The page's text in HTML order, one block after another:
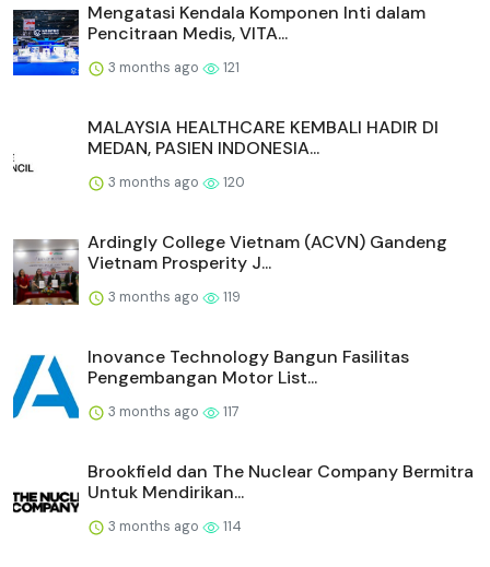
Mengatasi Kendala Komponen Inti dalam
Pencitraan Medis, VITA...
3 months ago 121
MALAYSIA HEALTHCARE KEMBALI HADIR DI
MEDAN, PASIEN INDONESIA...
3 months ago 120
Ardingly College Vietnam (ACVN) Gandeng
Vietnam Prosperity J...
3 months ago 119
Inovance Technology Bangun Fasilitas
Pengembangan Motor List...
3 months ago 117
Brookfield dan The Nuclear Company Bermitra
Untuk Mendirikan...
3 months ago 114